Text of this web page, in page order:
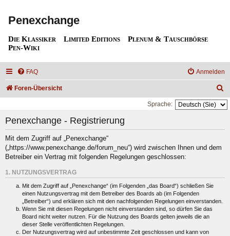
Penexchange
Die Klassiker Limited Editions
Plenum & Tauschbörse
Pen-Wiki
FAQ Anmelden
Foren-Übersicht
u
h
Sprache:
Penexchange - Registrierung
Mit dem Zugriff auf „Penexchange“
(„https://www.penexchange.de/forum_neu“) wird zwischen Ihnen und dem
Betreiber ein Vertrag mit folgenden Regelungen geschlossen:
1. NUTZUNGSVERTRAG
Mit dem Zugriff auf „Penexchange“ (im Folgenden „das Board“) schließen Sie
einen Nutzungsvertrag mit dem Betreiber des Boards ab (im Folgenden
„Betreiber“) und erklären sich mit den nachfolgenden Regelungen einverstanden.
Wenn Sie mit diesen Regelungen nicht einverstanden sind, so dürfen Sie das
Board nicht weiter nutzen. Für die Nutzung des Boards gelten jeweils die an
dieser Stelle veröffentlichten Regelungen.
Der Nutzungsvertrag wird auf unbestimmte Zeit geschlossen und kann von